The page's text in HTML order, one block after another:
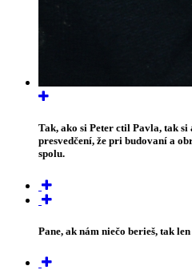
Tak, ako si Peter ctil Pavla, tak
presvedčení, že pri budovaní a
spolu.
Pane, ak nám niečo berieš, tak